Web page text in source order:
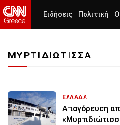
Ειδήσεις Πολιτική
ΜΥΡΤΙΔΙΩΤΙΣΣΑ
ΕΛΛΑΔΑ
Απαγόρευση